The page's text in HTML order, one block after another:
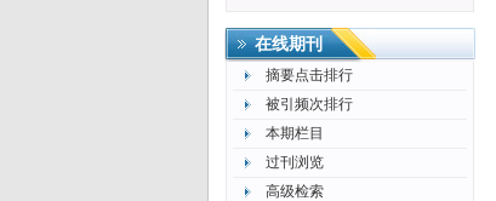
在线期刊
摘要点击排行
被引频次排行
本期栏目
过刊浏览
高级检索
更多>>